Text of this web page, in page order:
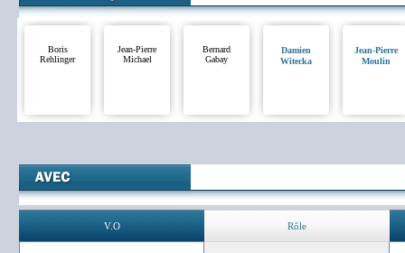
Boris
Rehlinger
Jean-Pierre
Michael
Bernard
Gabay
Damien
Witecka
Jean-Pierre
Moulin
V.O Rôle